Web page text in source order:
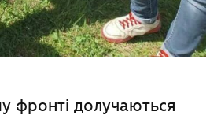
фронті долучаються